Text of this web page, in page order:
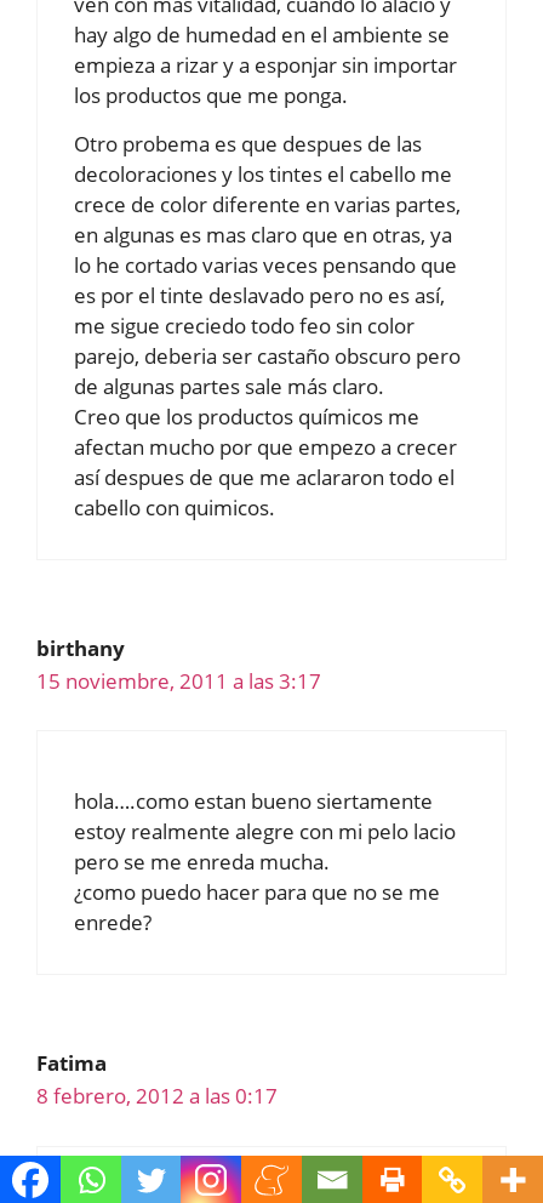
hay algo de humedad en el ambiente se
empieza a rizar y a esponjar sin importar
los productos que me ponga.
Otro probema es que despues de las
decoloraciones y los tintes el cabello me
crece de color diferente en varias partes,
en algunas es mas claro que en otras, ya
lo he cortado varias veces pensando que
es por el tinte deslavado pero no es así,
me sigue creciedo todo feo sin color
parejo, deberia ser castaño obscuro pero
de algunas partes sale más claro.
Creo que los productos químicos me
afectan mucho por que empezo a crecer
así despues de que me aclararon todo el
cabello con quimicos.
birthany
15 noviembre, 2011 a las 3:17
hola….como estan bueno siertamente
estoy realmente alegre con mi pelo lacio
pero se me enreda mucha.
¿como puedo hacer para que no se me
enrede?
Fatima
8 febrero, 2012 a las 0:17